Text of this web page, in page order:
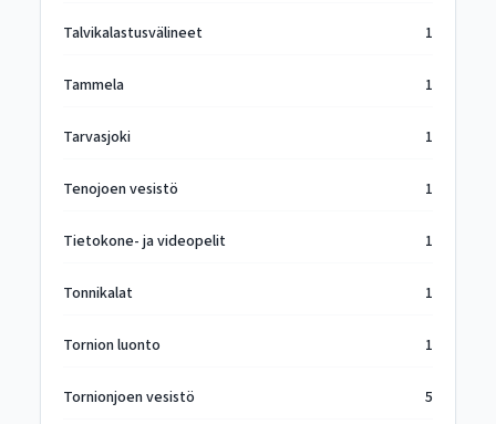
Talvikalastusvälineet 1
Tammela 1
Tarvasjoki 1
Tenojoen vesistö 1
Tietokone- ja videopelit 1
Tonnikalat 1
Tornion luonto 1
Tornionjoen vesistö 5